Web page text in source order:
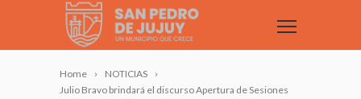
Home
NOTICIAS
Julio Bravo brindará el discurso Apertura de Sesiones